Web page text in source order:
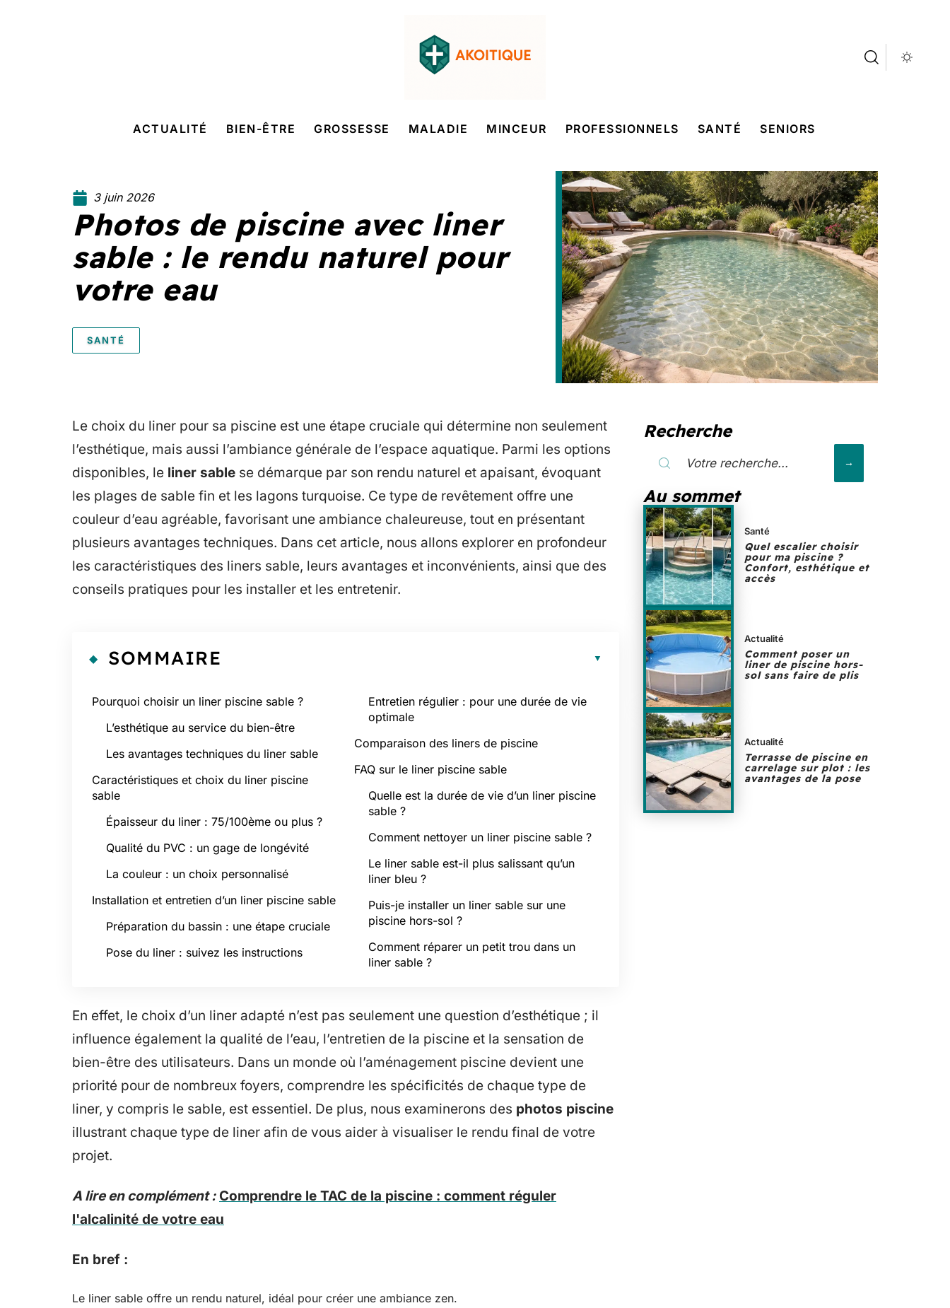
ACTUALITÉ BIEN-ÊTRE GROSSESSE MALADIE MINCEUR PROFESSIONNELS SANTÉ SENIORS
3 juin 2026
Photos de piscine avec liner
sable : le rendu naturel pour
votre eau
SANTÉ
Le choix du liner pour sa piscine est une étape cruciale qui détermine non seulement
l’esthétique, mais aussi l’ambiance générale de l’espace aquatique. Parmi les options
disponibles, le liner sable se démarque par son rendu naturel et apaisant, évoquant
les plages de sable fin et les lagons turquoise. Ce type de revêtement offre une
couleur d’eau agréable, favorisant une ambiance chaleureuse, tout en présentant
plusieurs avantages techniques. Dans cet article, nous allons explorer en profondeur
les caractéristiques des liners sable, leurs avantages et inconvénients, ainsi que des
conseils pratiques pour les installer et les entretenir.
SOMMAIRE
Pourquoi choisir un liner piscine sable ?
L’esthétique au service du bien-être
Les avantages techniques du liner sable
Caractéristiques et choix du liner piscine
sable
Épaisseur du liner : 75/100ème ou plus ?
Qualité du PVC : un gage de longévité
La couleur : un choix personnalisé
Installation et entretien d’un liner piscine sable
Préparation du bassin : une étape cruciale
Pose du liner : suivez les instructions
Entretien régulier : pour une durée de vie
optimale
Comparaison des liners de piscine
FAQ sur le liner piscine sable
Quelle est la durée de vie d’un liner piscine
sable ?
Comment nettoyer un liner piscine sable ?
Le liner sable est-il plus salissant qu’un
liner bleu ?
Puis-je installer un liner sable sur une
piscine hors-sol ?
Comment réparer un petit trou dans un
liner sable ?
En effet, le choix d’un liner adapté n’est pas seulement une question d’esthétique ; il
influence également la qualité de l’eau, l’entretien de la piscine et la sensation de
bien-être des utilisateurs. Dans un monde où l’aménagement piscine devient une
priorité pour de nombreux foyers, comprendre les spécificités de chaque type de
liner, y compris le sable, est essentiel. De plus, nous examinerons des photos piscine
illustrant chaque type de liner afin de vous aider à visualiser le rendu final de votre
projet.
A lire en complément : Comprendre le TAC de la piscine : comment réguler
l'alcalinité de votre eau
En bref :
Le liner sable offre un rendu naturel, idéal pour créer une ambiance zen.
Recherche
Au sommet
Santé
Quel escalier choisir
pour ma piscine ?
Confort, esthétique et
accès
Actualité
Comment poser un
liner de piscine hors-
sol sans faire de plis
Actualité
Terrasse de piscine en
carrelage sur plot : les
avantages de la pose